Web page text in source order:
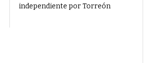
independiente por Torreón